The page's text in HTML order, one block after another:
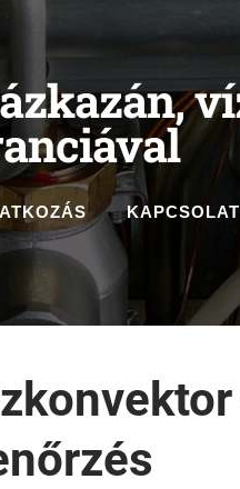
KAPCSOLAT